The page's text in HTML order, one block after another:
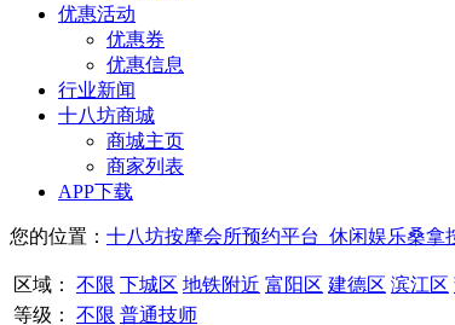
优惠活动
优惠券
优惠信息
行业新闻
十八坊商城
商城主页
商家列表
APP下载
您的位置： 十八坊按摩会所预约平台_休闲娱乐桑拿
区域： 不限 下城区 地铁附近 富阳区 建德区 滨江区
等级：
不限 普通技师